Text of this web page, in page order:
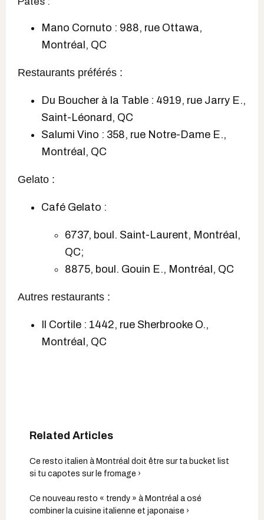
Mano Cornuto : 988, rue Ottawa,
Montréal, QC
Restaurants préférés :
Du Boucher à la Table : 4919, rue Jarry E.,
Saint-Léonard, QC
Salumi Vino : 358, rue Notre-Dame E.,
Montréal, QC
Gelato :
Café Gelato :
6737, boul. Saint-Laurent, Montréal,
QC;
8875, boul. Gouin E., Montréal, QC
Autres restaurants :
Il Cortile : 1442, rue Sherbrooke O.,
Montréal, QC
Ce resto italien à Montréal doit être sur ta bucket list
si tu capotes sur le fromage ›
Ce nouveau resto « trendy » à Montréal a osé
combiner la cuisine italienne et japonaise ›